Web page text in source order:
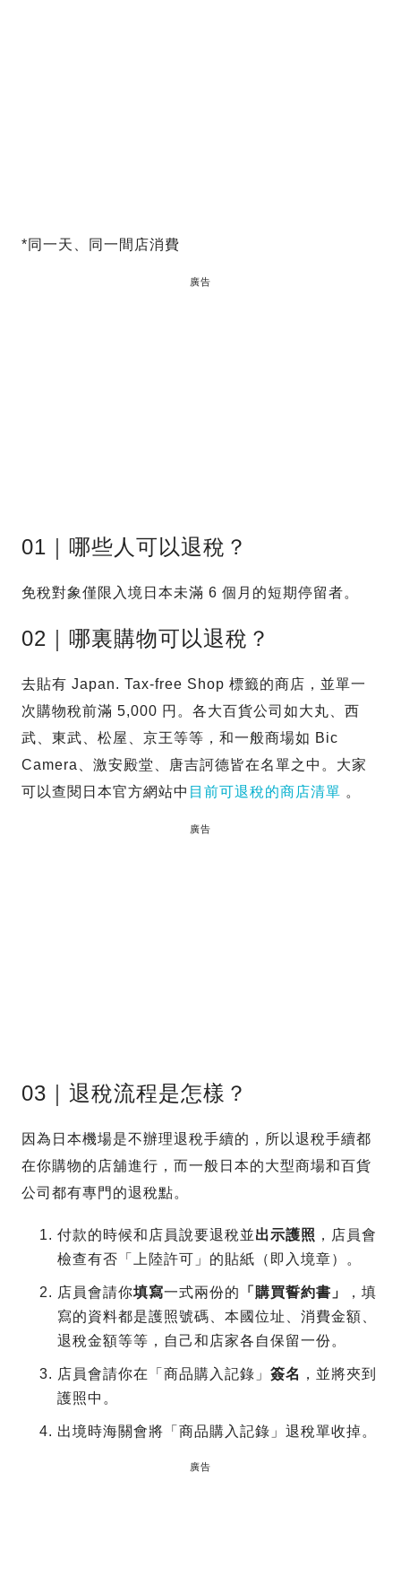
*同一天、同一間店消費
廣告
01｜哪些人可以退稅？
免稅對象僅限入境日本未滿 6 個月的短期停留者。
02｜哪裏購物可以退稅？
去貼有 Japan. Tax-free Shop 標籤的商店，並單一
次購物稅前滿 5,000 円。各大百貨公司如大丸、西
武、東武、松屋、京王等等，和一般商場如 Bic
Camera、激安殿堂、唐吉訶德皆在名單之中。大家
可以查閱日本官方網站中 目前可退稅的商店清單 。
廣告
03｜退稅流程是怎樣？
因為日本機場是不辦理退稅手續的，所以退稅手續都
在你購物的店舖進行，而一般日本的大型商場和百貨
公司都有專門的退稅點。
付款的時候和店員說要退稅並出示護照 ，店員會
檢查有否「上陸許可」的貼紙（即入境章）。
店員會請你填寫一式兩份的 「購買誓約書」
，填
寫的資料都是護照號碼、本國位址、消費金額、
退稅金額等等，自己和店家各自保留一份。
店員會請你在「商品購入記錄」 簽名 ，並將夾到
護照中。
出境時海關會將「商品購入記錄」退稅單收掉。
廣告